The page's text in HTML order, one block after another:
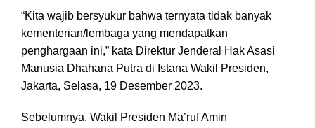
“Kita wajib bersyukur bahwa ternyata tidak banyak
kementerian/lembaga yang mendapatkan
penghargaan ini,” kata Direktur Jenderal Hak Asasi
Manusia Dhahana Putra di Istana Wakil Presiden,
Jakarta, Selasa, 19 Desember 2023.
Sebelumnya, Wakil Presiden Ma’ruf Amin